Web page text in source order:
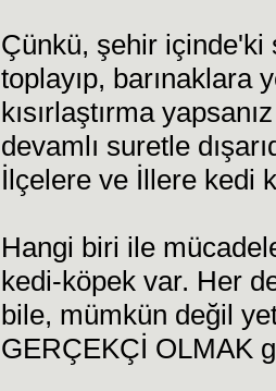
Çünkü, şehir
toplayıp, barınaklara
kısırlaştırma
devamlı suretle
İlçelere ve İllere kedi
Hangi biri ile
kedi-köpek var. Her
bile, mümkün değil
GERÇEKÇİ OLMAK